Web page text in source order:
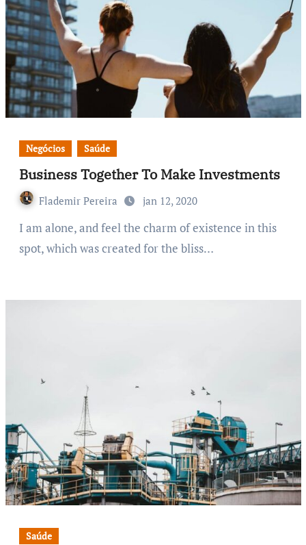
Negócios Saúde
Business Together To Make Investments
Flademir Pereira jan 12, 2020
I am alone, and feel the charm of existence in this
spot, which was created for the bliss…
Saúde